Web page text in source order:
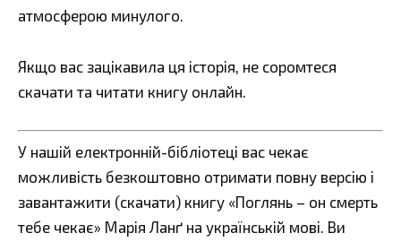
атмосферою минулого.
Якщо вас зацікавила ця історія, не соромтеся
скачати та читати книгу онлайн.
У нашій електронній-бібліотеці вас чекає
можливість безкоштовно отримати повну версію і
завантажити (скачати) книгу «Поглянь – он смерть
тебе чекає» Марія Ланґ на українській мові. Ви